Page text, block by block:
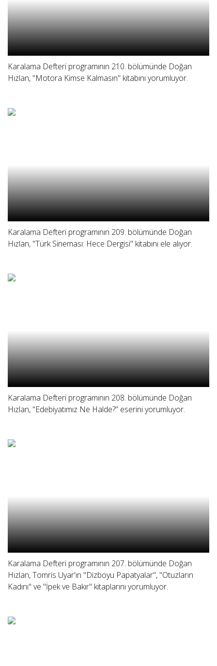
Karalama Defteri programının 210. bölümünde Doğan
Hızlan, "Motora Kimse Kalmasın" kitabını yorumluyor.
Karalama Defteri programının 209. bölümünde Doğan
Hızlan, "Türk Sineması: Hece Dergisi" kitabını ele alıyor.
Karalama Defteri programının 208. bölümünde Doğan
Hızlan, "Edebiyatımız Ne Halde?" eserini yorumluyor.
Karalama Defteri programının 207. bölümünde Doğan
Hızlan, Tomris Uyar'ın "Dizboyu Papatyalar", "Otuzların
Kadını" ve "İpek ve Bakır" kitaplarını yorumluyor.